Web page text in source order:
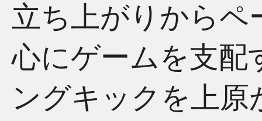
立ち上がりからペ
心にゲームを支配
ングキックを上